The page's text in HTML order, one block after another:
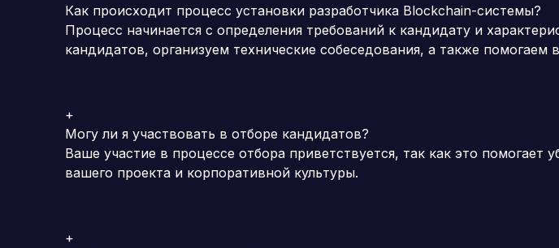
Как происходит процесс установки разработчика Blockchain-системы?
Процесс начинается с определения требований к кандидату и
кандидатов, организуем технические собеседования, а также
+
Могу ли я участвовать в отборе кандидатов?
Ваше участие в процессе отбора приветствуется, так как это
вашего проекта и корпоративной культуры.
+